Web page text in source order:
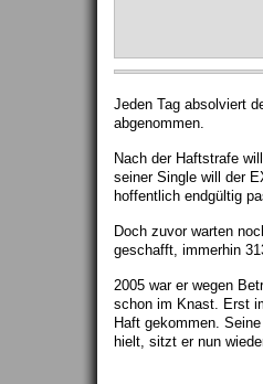
Jeden Tag absolviert
abgenommen.
Nach der Haftstrafe
seiner Single will der
hoffentlich endgültig
Doch zuvor warten
geschafft, immerhin
2005 war er wegen
schon im Knast. Erst
Haft gekommen.
hielt, sitzt er nun